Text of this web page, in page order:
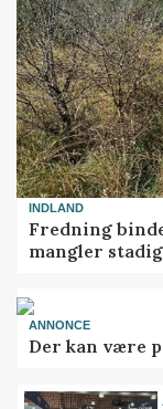
INDLAND
Fredning
mangler
ANNONCE
Der kan være